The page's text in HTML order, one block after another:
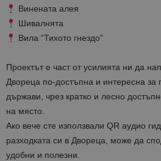
Винената алея
Шивалнята
Вила “Тихото гнездо”
Проектът е част от усилията ни да
Двореца по-достъпна и интересна за
държави, чрез кратко и лесно
на място.
Ако вече сте използвали QR аудио
разходката си в Двореца, може да
удобни и полезни.